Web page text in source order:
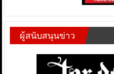
ผู้สนับสนุนข่าว